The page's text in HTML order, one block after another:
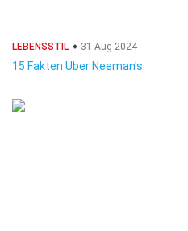
LEBENSSTIL 31 Aug 2024
15 Fakten Über Neeman's